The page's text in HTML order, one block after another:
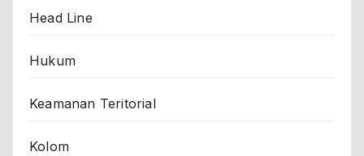
Head Line
Hukum
Keamanan Teritorial
Kolom